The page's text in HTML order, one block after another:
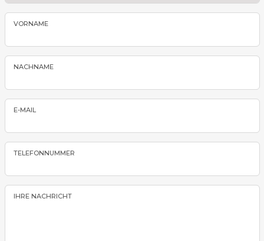
VORNAME
NACHNAME
E-MAIL
TELEFONNUMMER
IHRE NACHRICHT